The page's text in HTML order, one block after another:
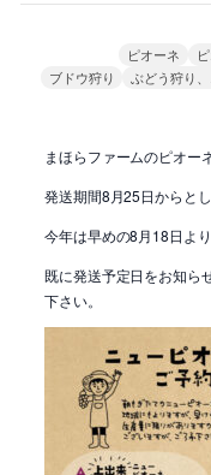
ピオーネ
ブドウ狩り
ぶどう狩り
まほらファームのピオー
発送期間8月25日からとし
今年は早めの8月18日よ
既に発送予定日をお知ら
下さい。